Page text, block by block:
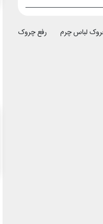
لباس چرم رفع چروک لباس